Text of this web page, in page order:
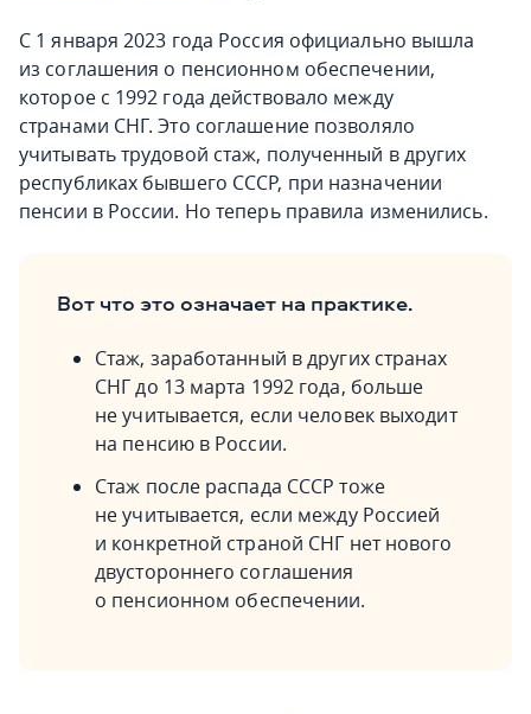
С 1 января 2023 года Россия официально вышла
из соглашения о пенсионном обеспечении,
которое с 1992 года действовало между
странами СНГ. Это соглашение позволяло
учитывать трудовой стаж, полученный в других
республиках бывшего СССР, при назначении
пенсии в России. Но теперь правила изменились.
Вот что это означает на практике.
Стаж, заработанный в других странах
СНГ до 13 марта 1992 года, больше
не учитывается, если человек выходит
на пенсию в России.
Стаж после распада СССР тоже
не учитывается, если между Россией
и конкретной страной СНГ нет нового
двустороннего соглашения
о пенсионном обеспечении.